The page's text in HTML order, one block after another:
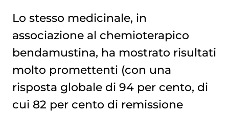
Lo stesso medicinale, in
associazione al chemioterapico
bendamustina, ha mostrato risultati
molto promettenti (con una
risposta globale di 94 per cento, di
cui 82 per cento di remissione